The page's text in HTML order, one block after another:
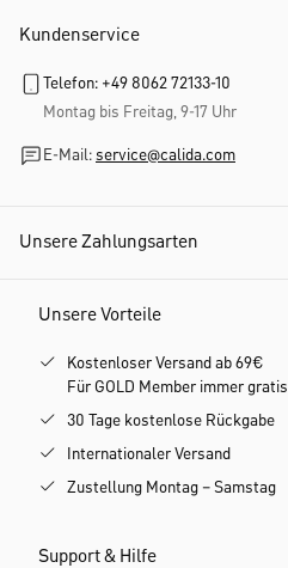
Kundenservice
Telefon: +49 8062 72133-10
Montag bis Freitag, 9-17 Uhr
E-Mail: service@calida.com
Unsere Zahlungsarten
Unsere Vorteile
Kostenloser Versand ab 69€
Für GOLD Member immer gratis
30 Tage kostenlose Rückgabe
Internationaler Versand
Zustellung Montag – Samstag
Support & Hilfe